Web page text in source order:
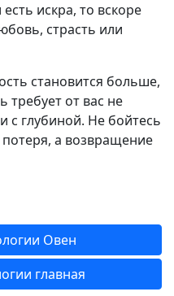
искра, то вскоре
страсть или
становится больше,
от вас не
с глубиной. Не бойтесь
а возвращение
Овен
главная